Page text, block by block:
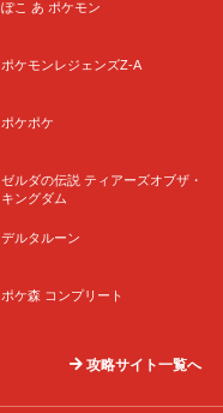
ぽこ あ ポケモン
ポケモンレジェンズZ-A
ポケポケ
ゼルダの伝説 ティアーズオブザ・
キングダム
デルタルーン
ポケ森 コンプリート
攻略サイト一覧へ